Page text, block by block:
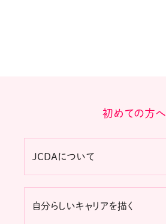
初めての方へ
JCDAについて
自分らしいキャリアを描く